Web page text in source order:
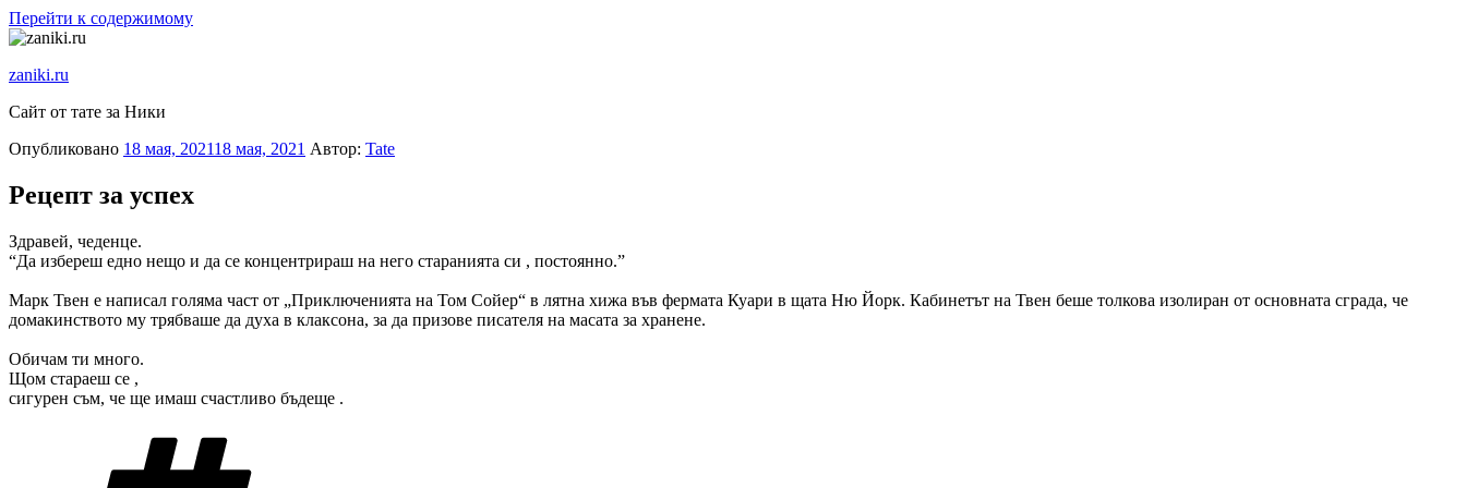
Перейти к содержимому
zaniki.ru
Сайт от тате за Ники
Опубликовано 18 мая, 202118 мая, 2021 Автор: Tate
Рецепт за успех
Здравей, чеденце.
“Да избереш едно нещо и да се концентрираш на него старанията си , постоянно.”
Марк Твен е написал голяма част от „Приключенията на Том Сойер“ в лятна хижа във фермата Куари в щата Ню Йорк. Кабинетът на Твен беше толкова изолиран от основната сграда, че
домакинството му трябваше да духа в клаксона, за да призове писателя на масата за хранене.
Обичам ти много.
Щом стараеш се ,
сигурен съм, че ще имаш счастливо бъдеще .